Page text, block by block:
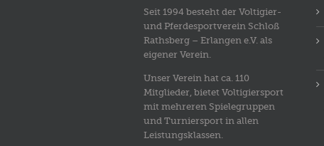
Seit 1994 besteht der Voltigier-
und Pferdesportverein Schloß
Rathsberg – Erlangen e.V. als
eigener Verein.
Unser Verein hat ca. 110
Mitglieder, bietet Voltigiersport
mit mehreren Spielegruppen
und Turniersport in allen
Leistungsklassen.